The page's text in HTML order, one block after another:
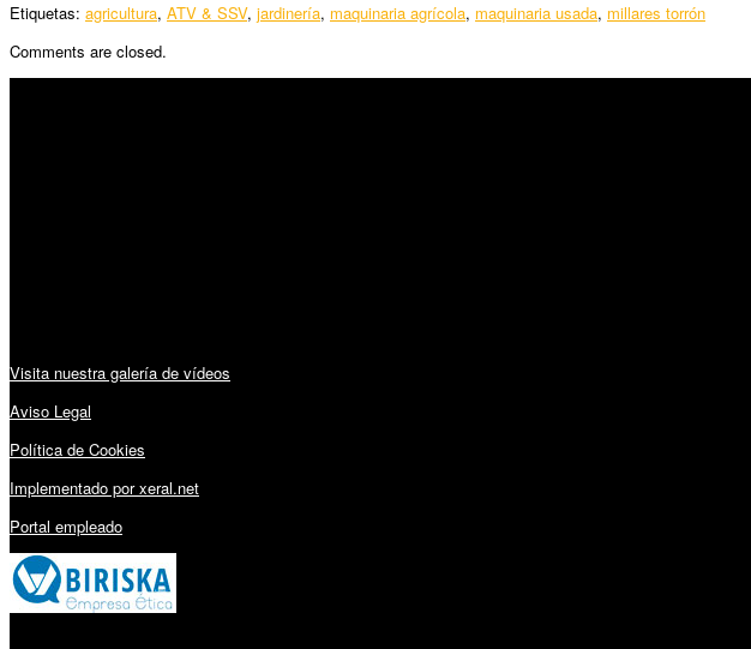
Etiquetas: agricultura, ATV & SSV, jardinería, maquinaria agrícola, maquinaria usada, millares torrón
Comments are closed.
Visita nuestra galería de vídeos
Aviso Legal
Política de Cookies
Implementado por xeral.net
Portal empleado